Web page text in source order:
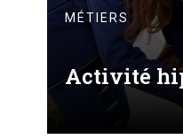
MÉTIERS
Activité